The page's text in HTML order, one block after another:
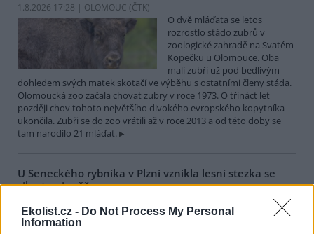
Ekolist.cz - Do Not Process My Personal
Information
1.8.2026 17:28 | OLOMOUC (ČTK)
O dvě mláďata se letos
rozrostlo stádo zubrů v
zoologické zahradě na Svatém
Kopečku u Olomouce. Oba
malí zubři už pod bedlivým
dohledem svých matek skotačí ve výběhu s ostatními členy stáda.
Olomoucká zoo začala chovat zubry v roce 1973. O třináct let
později chov tohoto největšího divokého evropského kopytníka
ukončila. Zubři se do zoo vrátili až v roce 2013 a od této doby se
tam narodilo 21 mláďat.
U Seneckého rybníka v Plzni vznikla lesní stezka se
siluetami zvěře
Plzeň zřídila v lesích u